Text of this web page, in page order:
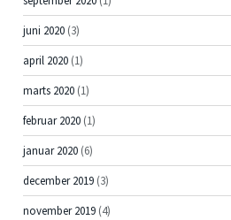
juni 2020 (3)
april 2020 (1)
marts 2020 (1)
februar 2020 (1)
januar 2020 (6)
december 2019 (3)
november 2019 (4)